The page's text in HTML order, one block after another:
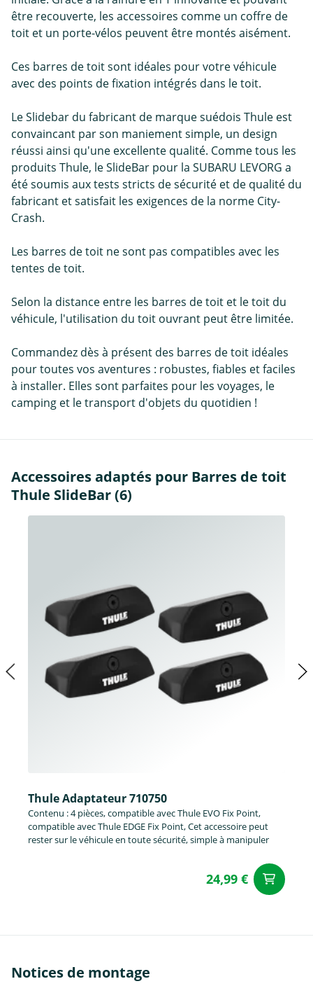
être recouverte, les accessoires comme un coffre de
toit et un porte-vélos peuvent être montés aisément.
Ces barres de toit sont idéales pour votre véhicule
avec des points de fixation intégrés dans le toit.
Le Slidebar du fabricant de marque suédois Thule est
convaincant par son maniement simple, un design
réussi ainsi qu'une excellente qualité. Comme tous les
produits Thule, le SlideBar pour la SUBARU LEVORG a
été soumis aux tests stricts de sécurité et de qualité du
fabricant et satisfait les exigences de la norme City-
Crash.
Les barres de toit ne sont pas compatibles avec les
tentes de toit.
Selon la distance entre les barres de toit et le toit du
véhicule, l'utilisation du toit ouvrant peut être limitée.
Commandez dès à présent des barres de toit idéales
pour toutes vos aventures : robustes, fiables et faciles
à installer. Elles sont parfaites pour les voyages, le
camping et le transport d'objets du quotidien !
Accessoires adaptés pour Barres de toit
Thule SlideBar (6)
Thule Adaptateur 710750
Contenu : 4 pièces, compatible avec Thule EVO Fix Point,
compatible avec Thule EDGE Fix Point, Cet accessoire peut
rester sur le véhicule en toute sécurité, simple à manipuler
24,99 €
Notices de montage